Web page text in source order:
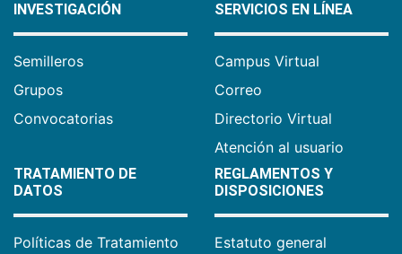
INVESTIGACIÓN
Semilleros
Grupos
Convocatorias
SERVICIOS EN LÍNEA
Campus Virtual
Correo
Directorio Virtual
Atención al usuario
TRATAMIENTO DE
DATOS
Políticas de Tratamiento
REGLAMENTOS Y
DISPOSICIONES
Estatuto general